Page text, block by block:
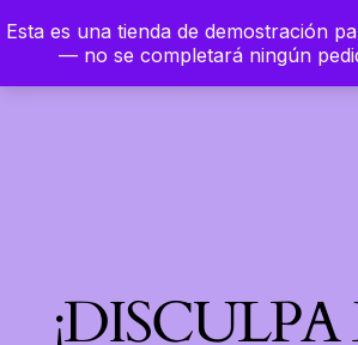
Esta es una tienda de demostración
— no se completará ningún
Hierbaloca
¡DISCULPA